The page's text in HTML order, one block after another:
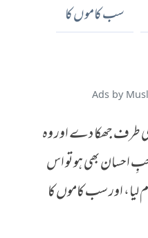
سب کاموں کا
Ads by
طرف جھکا دے اور وہ
احسان بھی ہو تو اس
لیا، اور سب کاموں کا